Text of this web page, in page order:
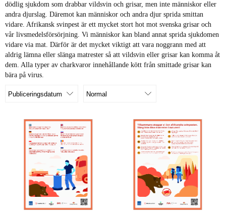
dödlig sjukdom som drabbar vildsvin och grisar, men inte människor eller
andra djurslag. Däremot kan människor och andra djur sprida smittan
vidare. Afrikansk svinpest är ett mycket stort hot mot svenska grisar och
vår livsmedelsförsörjning. Vi människor kan bland annat sprida sjukdomen
vidare via mat. Därför är det mycket viktigt att vara noggrann med att
aldrig lämna eller slänga matrester så att vildsvin eller grisar kan komma åt
dem. Alla typer av charkvaror innehållande kött från smittade grisar kan
bära på virus.